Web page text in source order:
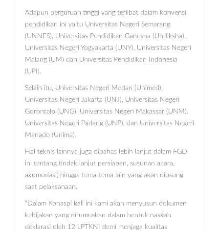
Adapun perguruan tinggi yang terlibat dalam konvensi
pendidikan ini yaitu Universitas Negeri Semarang
(UNNES), Universitas Pendidikan Ganesha (Undiksha),
Universitas Negeri Yogyakarta (UNY), Universitas Negeri
Malang (UM) dan Universitas Pendidikan Indonesia
(UPI).
Selain itu, Universitas Negeri Medan (Unimed),
Universitas Negeri Jakarta (UNJ), Universitas Negeri
Gorontalo (UNG), Universitas Negeri Makassar (UNM).
Universitas Negeri Padang (UNP), dan Universitas Negeri
Manado (Unima).
Hal teknis lainnya juga dibahas lebih lanjut dalam FGD
ini tentang tindak lanjut persiapan, susunan acara,
akomodasi, hingga tema-tema lain yang akan diusung
saat pelaksanaan.
“Dalam Konaspi kali ini kami akan menyusun dokumen
kebijakan yang dirumuskan dalam bentuk naskah
deklarasi oleh 12 LPTKNI demi menjaga kualitas